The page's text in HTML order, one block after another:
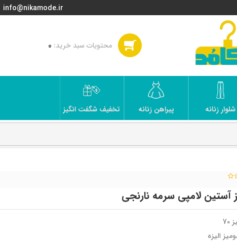
info@nikamode.ir
0
شلوار زنانه پیراهن زنانه تخفیف شگفت انگیز
آستین لامپی سرمه نارنجی
الیزه